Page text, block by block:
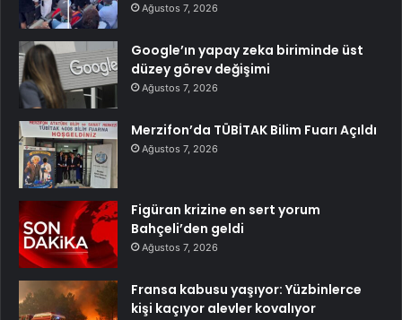
Ağustos 7, 2026
Google’ın yapay zeka biriminde üst
düzey görev değişimi
Ağustos 7, 2026
Merzifon’da TÜBİTAK Bilim Fuarı Açıldı
Ağustos 7, 2026
Figüran krizine en sert yorum
Bahçeli’den geldi
Ağustos 7, 2026
Fransa kabusu yaşıyor: Yüzbinlerce
kişi kaçıyor alevler kovalıyor